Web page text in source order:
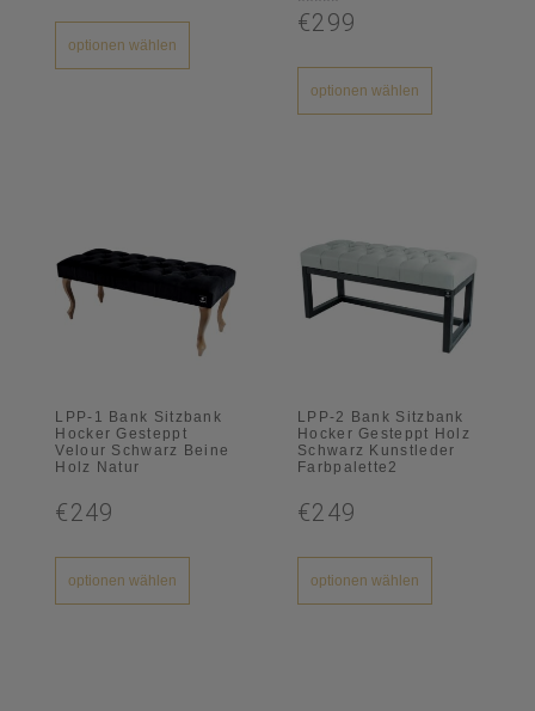
optionen wählen
mit
5.00
von 5
€299
optionen wählen
LPP-1 Bank Sitzbank
Hocker Gesteppt
Velour Schwarz Beine
Holz Natur
€249
optionen wählen
LPP-2 Bank Sitzbank
Hocker Gesteppt Holz
Schwarz Kunstleder
Farbpalette2
€249
optionen wählen